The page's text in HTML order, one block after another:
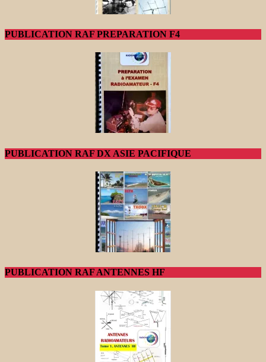
PUBLICATION RAF PREPARATION F4
PUBLICATION RAF DX ASIE PACIFIQUE
PUBLICATION RAF ANTENNES HF